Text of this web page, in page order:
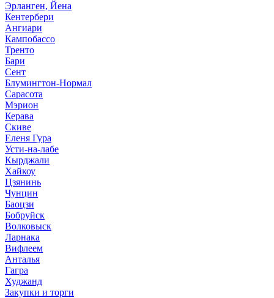
Эрланген, Йена
Кентербери
Ангиари
Кампобассо
Тренто
Бари
Сент
Блумингтон-Нормал
Сарасота
Мэрион
Керава
Скиве
Еленя Гура
Усти-на-лабе
Кырджали
Хайкоу
Цзянинь
Чунцин
Баоцзи
Бобруйск
Волковыск
Ларнака
Вифлеем
Анталья
Гагра
Худжанд
Закупки и торги